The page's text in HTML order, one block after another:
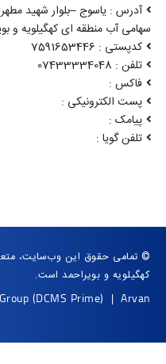
آدرس : یاسوج –بلوار شهید
سهامی آب منطقه ای کهگیلویه و
کدپستی : 7591653446
تلفن : 07433334048
فاکس :
پست الکترونیکی :
پیامک :
تلفن گویا :
© تمامی حقوق این وب‌سایت،
کهگیلویه و بویراحمد است.
(DCMS Prime) |Arvan